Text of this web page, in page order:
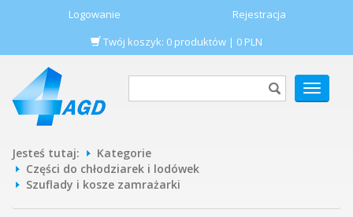
Logowanie
Rejestracja
Twój koszyk: 0 produktów | 0 PLN
POKAŻ
MENU
Jesteś tutaj:
Kategorie
Części do chłodziarek i lodówek
Szuflady i kosze zamrażarki